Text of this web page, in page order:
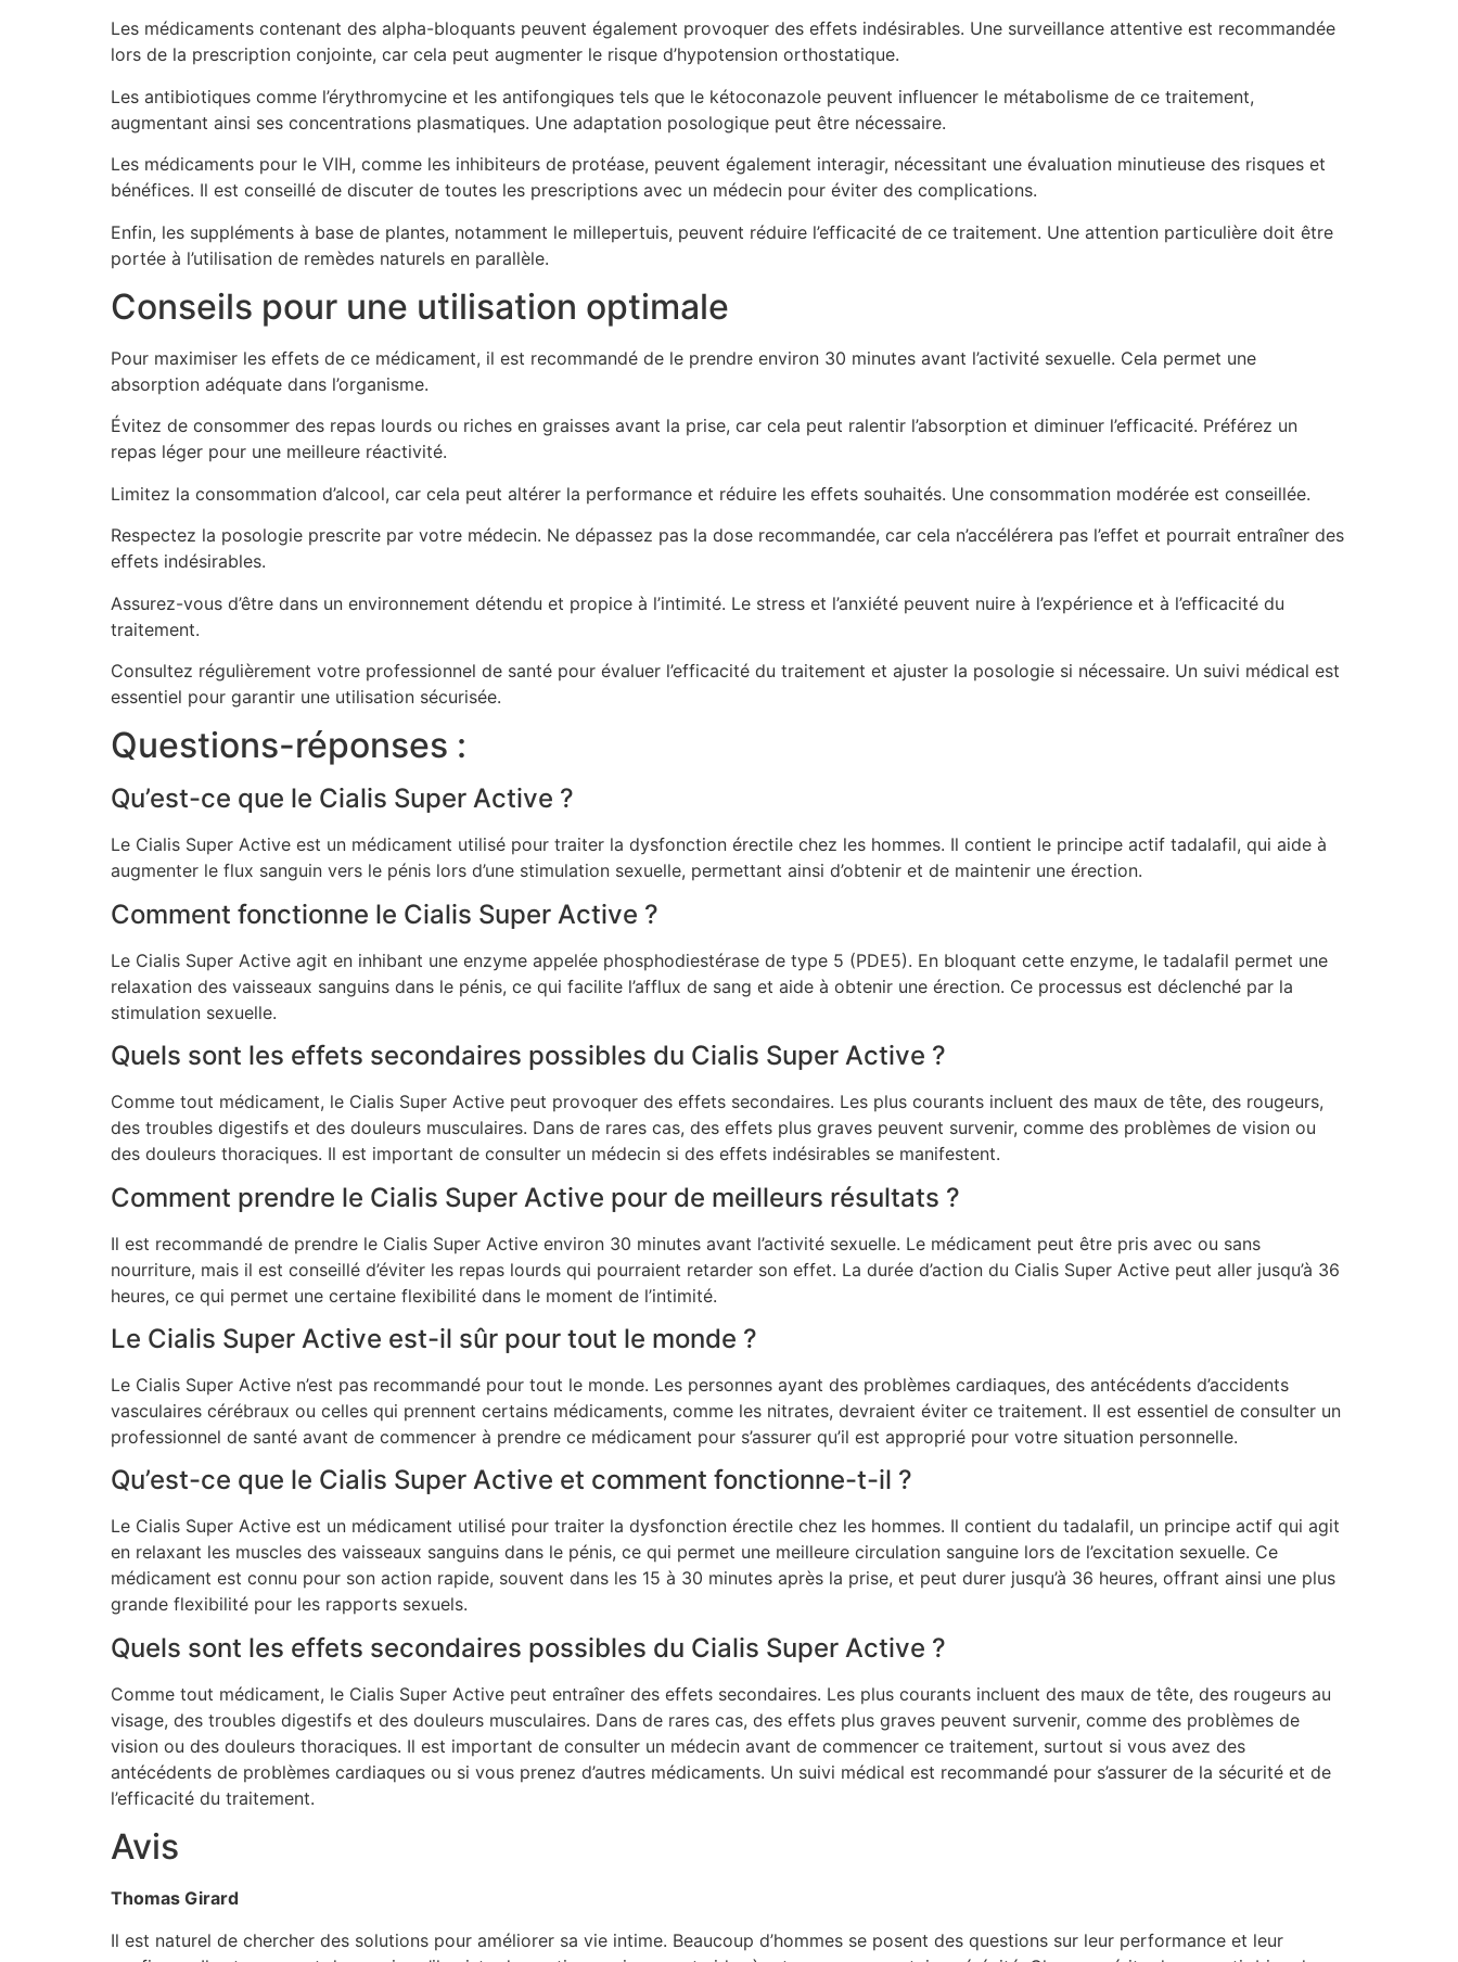
Les médicaments contenant des alpha-bloquants peuvent également provoquer des effets indésirables. Une surveillance attentive est recommandée
lors de la prescription conjointe, car cela peut augmenter le risque d’hypotension orthostatique.
Les antibiotiques comme l’érythromycine et les antifongiques tels que le kétoconazole peuvent influencer le métabolisme de ce traitement,
augmentant ainsi ses concentrations plasmatiques. Une adaptation posologique peut être nécessaire.
Les médicaments pour le VIH, comme les inhibiteurs de protéase, peuvent également interagir, nécessitant une évaluation minutieuse des risques et
bénéfices. Il est conseillé de discuter de toutes les prescriptions avec un médecin pour éviter des complications.
Enfin, les suppléments à base de plantes, notamment le millepertuis, peuvent réduire l’efficacité de ce traitement. Une attention particulière doit être
portée à l’utilisation de remèdes naturels en parallèle.
Conseils pour une utilisation optimale
Pour maximiser les effets de ce médicament, il est recommandé de le prendre environ 30 minutes avant l’activité sexuelle. Cela permet une
absorption adéquate dans l’organisme.
Évitez de consommer des repas lourds ou riches en graisses avant la prise, car cela peut ralentir l’absorption et diminuer l’efficacité. Préférez un
repas léger pour une meilleure réactivité.
Limitez la consommation d’alcool, car cela peut altérer la performance et réduire les effets souhaités. Une consommation modérée est conseillée.
Respectez la posologie prescrite par votre médecin. Ne dépassez pas la dose recommandée, car cela n’accélérera pas l’effet et pourrait entraîner des
effets indésirables.
Assurez-vous d’être dans un environnement détendu et propice à l’intimité. Le stress et l’anxiété peuvent nuire à l’expérience et à l’efficacité du
traitement.
Consultez régulièrement votre professionnel de santé pour évaluer l’efficacité du traitement et ajuster la posologie si nécessaire. Un suivi médical est
essentiel pour garantir une utilisation sécurisée.
Questions-réponses :
Qu’est-ce que le Cialis Super Active ?
Le Cialis Super Active est un médicament utilisé pour traiter la dysfonction érectile chez les hommes. Il contient le principe actif tadalafil, qui aide à
augmenter le flux sanguin vers le pénis lors d’une stimulation sexuelle, permettant ainsi d’obtenir et de maintenir une érection.
Comment fonctionne le Cialis Super Active ?
Le Cialis Super Active agit en inhibant une enzyme appelée phosphodiestérase de type 5 (PDE5). En bloquant cette enzyme, le tadalafil permet une
relaxation des vaisseaux sanguins dans le pénis, ce qui facilite l’afflux de sang et aide à obtenir une érection. Ce processus est déclenché par la
stimulation sexuelle.
Quels sont les effets secondaires possibles du Cialis Super Active ?
Comme tout médicament, le Cialis Super Active peut provoquer des effets secondaires. Les plus courants incluent des maux de tête, des rougeurs,
des troubles digestifs et des douleurs musculaires. Dans de rares cas, des effets plus graves peuvent survenir, comme des problèmes de vision ou
des douleurs thoraciques. Il est important de consulter un médecin si des effets indésirables se manifestent.
Comment prendre le Cialis Super Active pour de meilleurs résultats ?
Il est recommandé de prendre le Cialis Super Active environ 30 minutes avant l’activité sexuelle. Le médicament peut être pris avec ou sans
nourriture, mais il est conseillé d’éviter les repas lourds qui pourraient retarder son effet. La durée d’action du Cialis Super Active peut aller jusqu’à 36
heures, ce qui permet une certaine flexibilité dans le moment de l’intimité.
Le Cialis Super Active est-il sûr pour tout le monde ?
Le Cialis Super Active n’est pas recommandé pour tout le monde. Les personnes ayant des problèmes cardiaques, des antécédents d’accidents
vasculaires cérébraux ou celles qui prennent certains médicaments, comme les nitrates, devraient éviter ce traitement. Il est essentiel de consulter un
professionnel de santé avant de commencer à prendre ce médicament pour s’assurer qu’il est approprié pour votre situation personnelle.
Qu’est-ce que le Cialis Super Active et comment fonctionne-t-il ?
Le Cialis Super Active est un médicament utilisé pour traiter la dysfonction érectile chez les hommes. Il contient du tadalafil, un principe actif qui agit
en relaxant les muscles des vaisseaux sanguins dans le pénis, ce qui permet une meilleure circulation sanguine lors de l’excitation sexuelle. Ce
médicament est connu pour son action rapide, souvent dans les 15 à 30 minutes après la prise, et peut durer jusqu’à 36 heures, offrant ainsi une plus
grande flexibilité pour les rapports sexuels.
Quels sont les effets secondaires possibles du Cialis Super Active ?
Comme tout médicament, le Cialis Super Active peut entraîner des effets secondaires. Les plus courants incluent des maux de tête, des rougeurs au
visage, des troubles digestifs et des douleurs musculaires. Dans de rares cas, des effets plus graves peuvent survenir, comme des problèmes de
vision ou des douleurs thoraciques. Il est important de consulter un médecin avant de commencer ce traitement, surtout si vous avez des
antécédents de problèmes cardiaques ou si vous prenez d’autres médicaments. Un suivi médical est recommandé pour s’assurer de la sécurité et de
l’efficacité du traitement.
Avis
Thomas Girard
Il est naturel de chercher des solutions pour améliorer sa vie intime. Beaucoup d’hommes se posent des questions sur leur performance et leur